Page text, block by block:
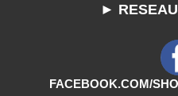
►
FACEBOOK.COM/